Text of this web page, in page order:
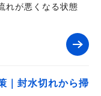
れが悪くなる状態
｜封水切れから掃